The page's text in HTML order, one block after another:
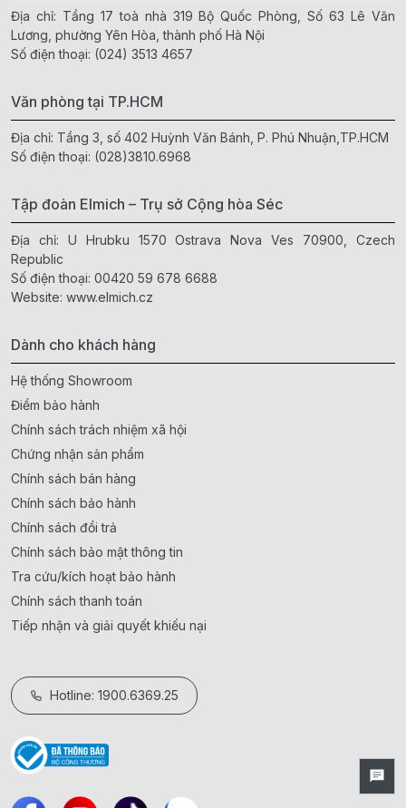
Địa chỉ: Tầng 17 toà nhà 319 Bộ Quốc Phòng, Số 63 Lê Văn
Lương, phường Yên Hòa, thành phố Hà Nội
Số điện thoại: (024) 3513 4657
Văn phòng tại TP.HCM
Địa chỉ: Tầng 3, số 402 Huỳnh Văn Bánh, P. Phú Nhuận,TP.HCM
Số điện thoại: (028)3810.6968
Tập đoàn Elmich – Trụ sở Cộng hòa Séc
Địa chỉ: U Hrubku 1570 Ostrava Nova Ves 70900, Czech
Republic
Số điện thoại: 00420 59 678 6688
Website: www.elmich.cz
Dành cho khách hàng
Hệ thống Showroom
Điểm bảo hành
Chính sách trách nhiệm xã hội
Chứng nhận sản phẩm
Chính sách bán hàng
Chính sách bảo hành
Chính sách đổi trả
Chính sách bảo mật thông tin
Tra cứu/kích hoạt bảo hành
Chính sách thanh toán
Tiếp nhận và giải quyết khiếu nại
Hotline: 1900.6369.25